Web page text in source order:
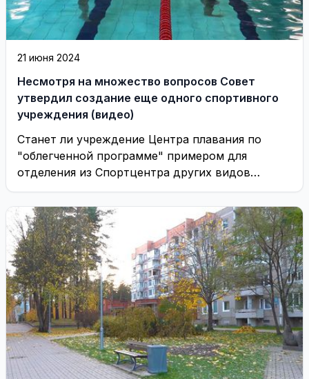
21 июня 2024
Несмотря на множество вопросов Совет
утвердил создание еще одного спортивного
учреждения (видео)
Станет ли учреждение Центра плавания по
"облегченной программе" примером для
отделения из Спортцентра других видов
спорта?